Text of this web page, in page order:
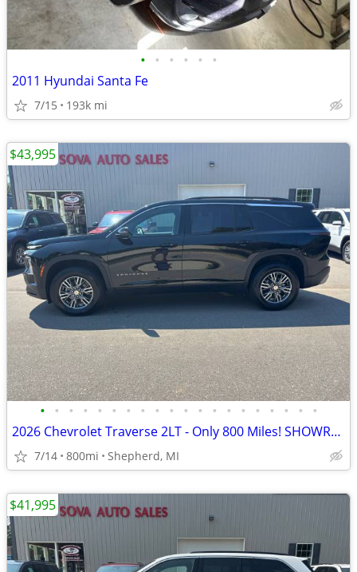
• • • • • •
2011 Hyundai Santa Fe
7/15 193k mi
• • • • • • • • • • • • • • • • • • • •
2026 Chevrolet Traverse 2LT - Only 800 Miles! SHOWROOM NEW!
7/14 800mi Shepherd, MI
$43,995
$41,995